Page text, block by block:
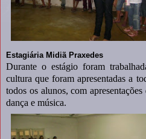
Estagiária Midiã Praxedes
Durante o estágio foram
cultura que foram apresentadas a
todos os alunos, com
dança e música.